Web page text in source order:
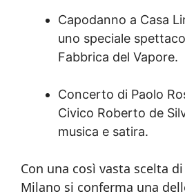
Capodanno a Casa
uno speciale
Fabbrica del Vapore.
Concerto di Paolo
Civico Roberto de
musica e satira.
Con una così vasta scelta
Milano si conferma una